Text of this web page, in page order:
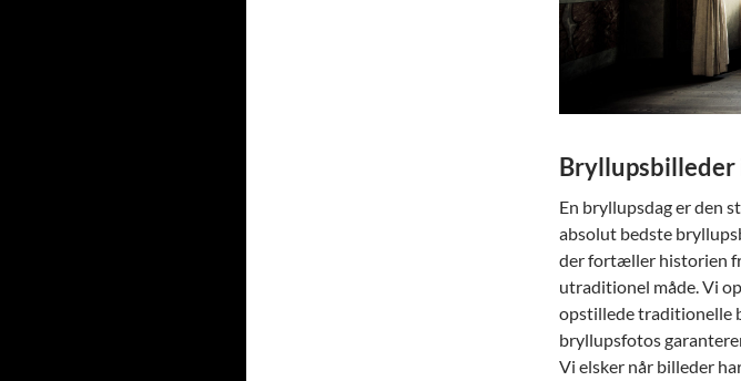
En bryllupsdag er den
absolut bedste
der fortæller historien
utraditionel måde. Vi
opstillede traditionelle
bryllupsfotos
Vi elsker når billeder